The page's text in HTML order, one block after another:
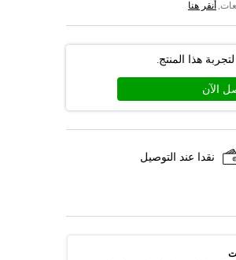
أنقر هنا
هذا المنتج.
الآن
نقدا عند التوصيل